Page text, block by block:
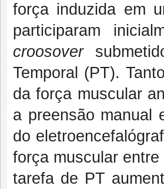
força induzida em
participaram
croosover
Temporal (PT).
da força muscular
a preensão manual
do
força muscular
tarefa de PT